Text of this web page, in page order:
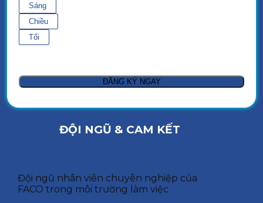
Sáng
Chiều
Tối
ĐỘI NGŨ & CAM KẾT
Đội ngũ nhân viên chuyên nghiệp của
FACO trong môi trường làm việc